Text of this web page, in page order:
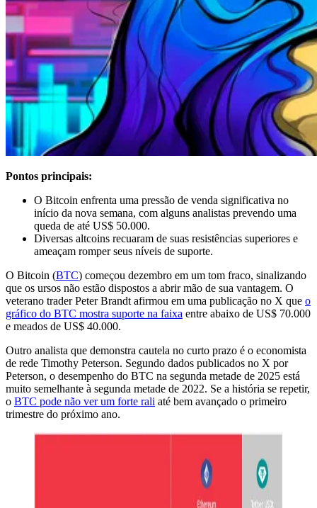
Pontos principais:
O Bitcoin enfrenta uma pressão de venda significativa no
início da nova semana, com alguns analistas prevendo uma
queda de até US$ 50.000.
Diversas altcoins recuaram de suas resistências superiores e
ameaçam romper seus níveis de suporte.
O Bitcoin (BTC) começou dezembro em um tom fraco, sinalizando
que os ursos não estão dispostos a abrir mão de sua vantagem. O
veterano trader Peter Brandt afirmou em uma publicação no X que o
gráfico do BTC mostra suporte na faixa entre abaixo de US$ 70.000
e meados de US$ 40.000.
Outro analista que demonstra cautela no curto prazo é o economista
de rede Timothy Peterson. Segundo dados publicados no X por
Peterson, o desempenho do BTC na segunda metade de 2025 está
muito semelhante à segunda metade de 2022. Se a história se repetir,
o BTC pode não ver um forte rali até bem avançado o primeiro
trimestre do próximo ano.